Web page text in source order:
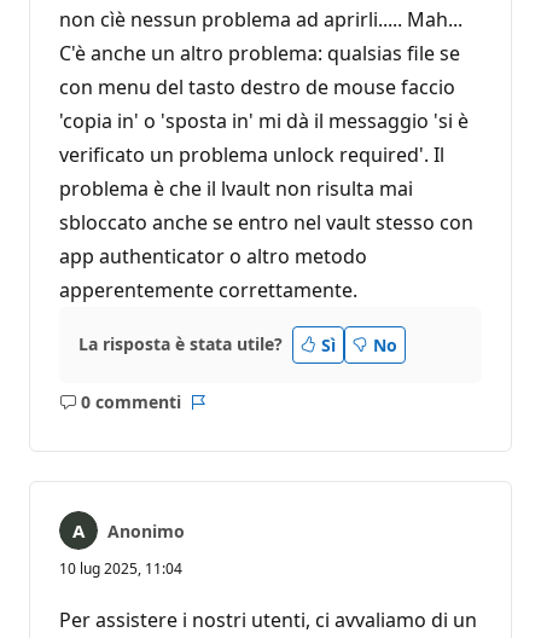
non cìè nessun problema ad aprirli..... Mah...
C'è anche un altro problema: qualsias file se
con menu del tasto destro de mouse faccio
'copia in' o 'sposta in' mi dà il messaggio 'si è
verificato un problema unlock required'. Il
problema è che il lvault non risulta mai
sbloccato anche se entro nel vault stesso con
app authenticator o altro metodo
apperentemente correttamente.
La risposta è stata utile? Sì No
0 commenti
Nessun
Anonimo
10 lug 2025, 11:04
Per assistere i nostri utenti, ci avvaliamo di un